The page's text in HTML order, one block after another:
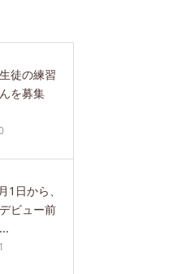
徒の練習
を募集
1日から、
ビュー前